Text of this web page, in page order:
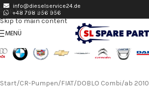
Skip to navigation
Skip to main content
info@dieselservice24.de
+48 798 956 956
MENÜ
Start/CR-Pumpen/FIAT/DOBLO Combi/ab 2010